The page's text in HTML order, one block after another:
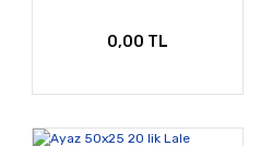
0,00 TL